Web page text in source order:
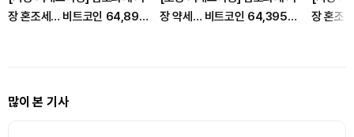
장 혼조세… 비트코인 64,890
장 약세… 비트코인 64,395달
장 혼조
많이 본 기사